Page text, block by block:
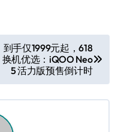
到手仅1999元起，618
换机优选：iQOO Neo
5 活力版预售倒计时